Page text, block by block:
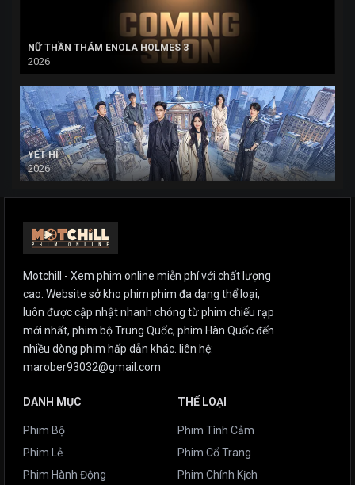
NỮ THẦN THÁM ENOLA HOLMES 3
2026
YẾT HÍ
2026
Motchill - Xem phim online miễn phí với chất lượng
cao. Website sở kho phim phim đa dạng thể loại,
luôn được cập nhật nhanh chóng từ phim chiếu rạp
mới nhất, phim bộ Trung Quốc, phim Hàn Quốc đến
nhiều dòng phim hấp dẫn khác. liên hệ:
marober93032@gmail.com
DANH MỤC
Phim Bộ
Phim Lẻ
Phim Hành Động
THỂ LOẠI
Phim Tình Cảm
Phim Cổ Trang
Phim Chính Kịch